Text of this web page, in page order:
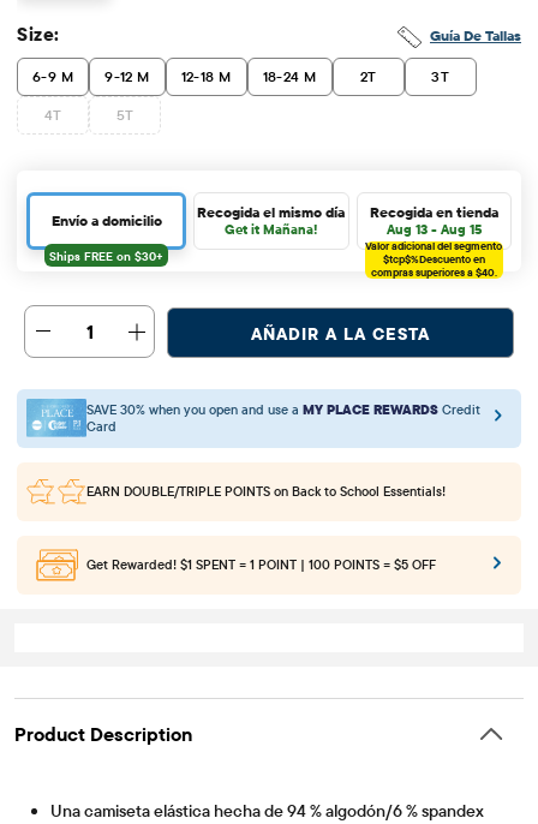
Guía De Tallas
Size:
6-9 M 9-12 M 12-18 M 18-24 M 2T 3T
4T 5T
Envío a domicilio Recogida el mismo día
Get it Mañana!
Recogida en tienda
Aug 13 - Aug 15
Valor adicional del segmento
$tcp$%Descuento en
compras superiores a $40.
1 AÑADIR A LA CESTA
SAVE 30% when you open and use a MY PLACE REWARDS Credit
Card
EARN DOUBLE/TRIPLE POINTS on Back to School Essentials!
Get Rewarded! $1 SPENT = 1 POINT | 100 POINTS = $5 OFF
Product Description
Una camiseta elástica hecha de 94 % algodón/6 % spandex